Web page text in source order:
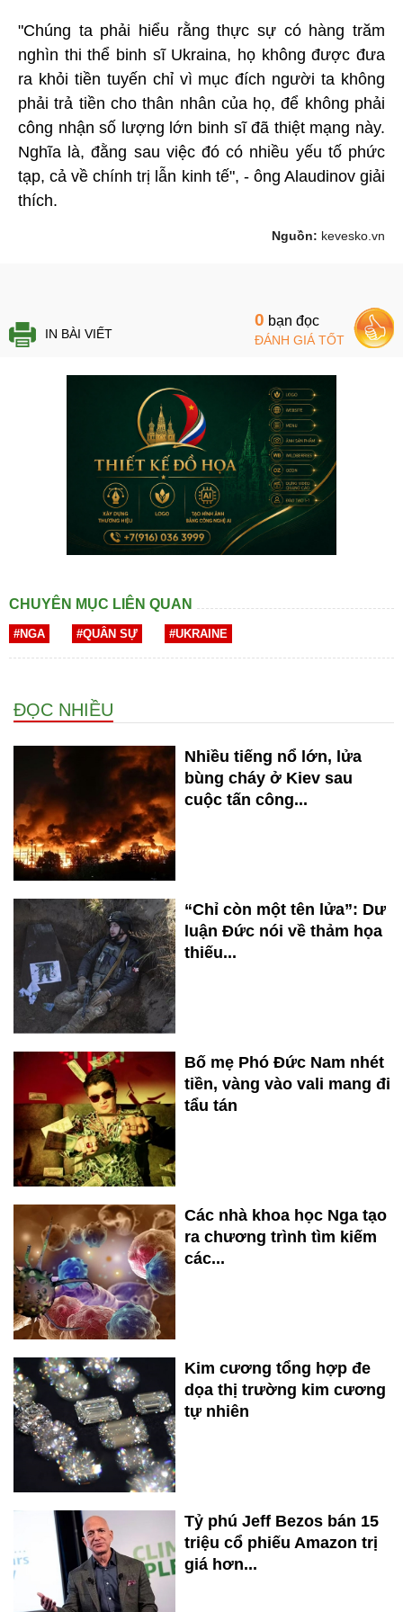
"Chúng ta phải hiểu rằng thực sự có hàng trăm
nghìn thi thể binh sĩ Ukraina, họ không được đưa
ra khỏi tiền tuyến chỉ vì mục đích người ta không
phải trả tiền cho thân nhân của họ, để không phải
công nhận số lượng lớn binh sĩ đã thiệt mạng này.
Nghĩa là, đằng sau việc đó có nhiều yếu tố phức
tạp, cả về chính trị lẫn kinh tế", - ông Alaudinov giải
thích.
Nguồn: kevesko.vn
IN BÀI VIẾT
0 bạn đọc
ĐÁNH GIÁ TỐT
CHUYÊN MỤC LIÊN QUAN
#NGA #QUÂN SỰ #UKRAINE
ĐỌC NHIỀU
Nhiều tiếng nổ lớn, lửa
bùng cháy ở Kiev sau
cuộc tấn công...
“Chỉ còn một tên lửa”: Dư
luận Đức nói về thảm họa
thiếu...
Bố mẹ Phó Đức Nam nhét
tiền, vàng vào vali mang đi
tẩu tán
Các nhà khoa học Nga tạo
ra chương trình tìm kiếm
các...
Kim cương tổng hợp đe
dọa thị trường kim cương
tự nhiên
Tỷ phú Jeff Bezos bán 15
triệu cổ phiếu Amazon trị
giá hơn...